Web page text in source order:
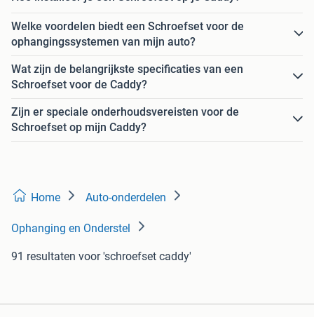
Welke voordelen biedt een Schroefset voor de
ophangingssystemen van mijn auto?
Wat zijn de belangrijkste specificaties van een
Schroefset voor de Caddy?
Zijn er speciale onderhoudsvereisten voor de
Schroefset op mijn Caddy?
Home Auto-onderdelen
Ophanging en Onderstel
91 resultaten voor 'schroefset caddy'